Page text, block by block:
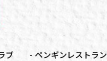
ブ ペンギンレストラン